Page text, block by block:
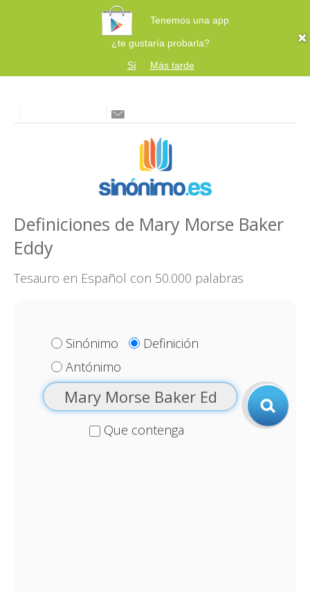
Tenemos una app
¿te gustaría probarla?
Sí
Más tarde
Definiciones de Mary Morse Baker
Eddy
Tesauro en Español con 50.000 palabras
Sinónimo
Definición
Antónimo
Que contenga